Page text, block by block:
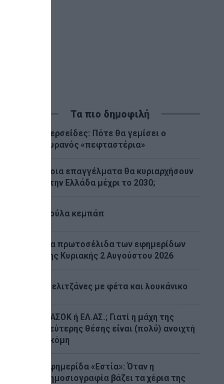
Τα πιο δημοφιλή
Περσείδες: Πότε θα γεμίσει ο
ουρανός «πεφταστέρια»
Ποια επαγγέλματα θα κυριαρχήσουν
στην Ελλάδα μέχρι το 2030;
Λούλα κεμπάπ
Tα πρωτοσέλιδα των εφημερίδων
της Κυριακής 2 Αυγούστου 2026
Μελιτζάνες με φέτα και λουκάνικο
ΠΑΣΟΚ ή ΕΛ.ΑΣ.; Γιατί η μάχη της
δεύτερης θέσης είναι (πολύ) ανοιχτή
ακόμη
Εφημερίδα «Εστία»: Όταν η
δημοσιογραφία βάζει τα χέρια της